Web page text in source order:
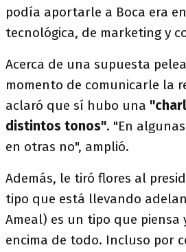
podía aportarle a Boca era
tecnológica, de marketing y
Acerca de una supuesta
momento de comunicarle la
aclaró que sí hubo una
distintos tonos". "En
en otras no", amplió.
Además, le tiró flores al
tipo que está llevando
Ameal) es un tipo que piensa
encima de todo. Incluso por